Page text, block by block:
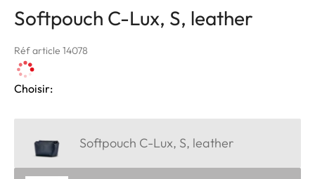
Softpouch C-Lux, S, leather
Réf article 14078
Choisir:
Softpouch C-Lux, S, leather